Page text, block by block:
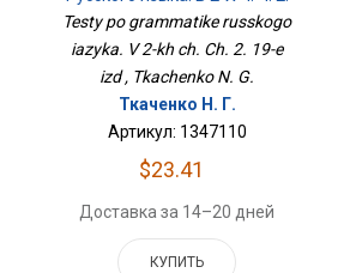
19-Е Изд
Testy po grammatike russkogo
iazyka. V 2-kh ch. Ch. 2. 19-e
izd , Tkachenko N. G.
Ткаченко Н. Г.
Артикул: 1347110
$23.41
Доставка за 14–20 дней
КУПИТЬ